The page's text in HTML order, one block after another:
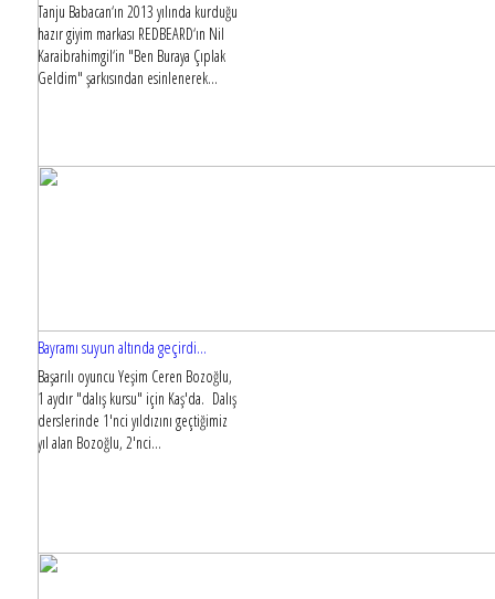
Tanju Babacan‘ın 2013 yılında kurduğu
hazır giyim markası REDBEARD‘ın Nil
Karaibrahimgil‘in "Ben Buraya Çıplak
Geldim" şarkısından esinlenerek...
Bayramı suyun altında geçirdi...
Başarılı oyuncu Yeşim Ceren Bozoğlu,
1 aydır "dalış kursu" için Kaş'da. Dalış
derslerinde 1'nci yıldızını geçtiğimiz
yıl alan Bozoğlu, 2'nci...